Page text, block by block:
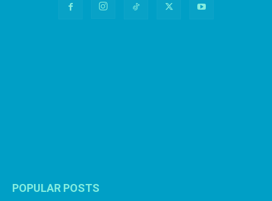
POPULAR POSTS